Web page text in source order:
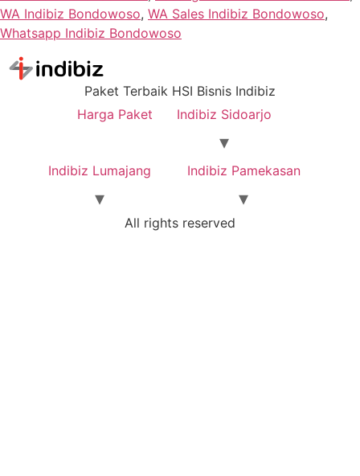
WA Indibiz Bondowoso, WA Sales Indibiz Bondowoso,
Whatsapp Indibiz Bondowoso
Paket Terbaik HSI Bisnis Indibiz
Harga Paket
Indibiz Sidoarjo
Indibiz Lumajang Indibiz Pamekasan
All rights reserved